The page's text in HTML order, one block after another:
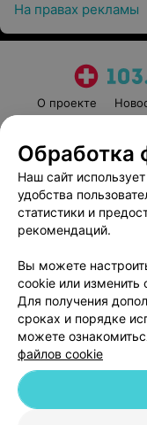
На правах рекламы
О проекте
© 2026 ООО «Артокс Лаб»,
Обработка
Наш сайт
удобства
статистики и
рекомендаций.
Вы можете
cookie или изменить
Для получения
сроках и порядке
можете
файлов cookie